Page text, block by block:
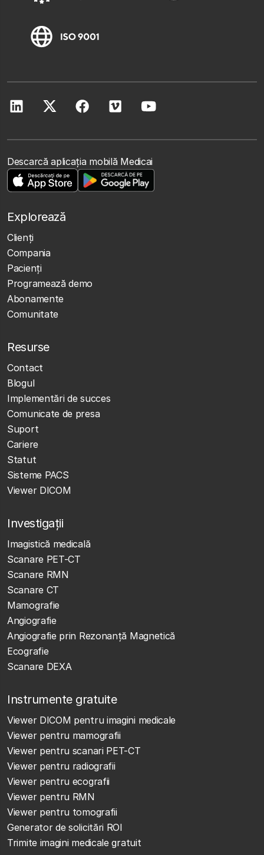
Descarcă aplicația mobilă Medicai
Explorează
Clienţi
Compania
Pacienți
Programează demo
Abonamente
Comunitate
Resurse
Contact
Blogul
Implementări de succes
Comunicate de presa
Suport
Cariere
Statut
Sisteme PACS
Viewer DICOM
Investigații
Imagistică medicală
Scanare PET-CT
Scanare RMN
Scanare CT
Mamografie
Angiografie
Angiografie prin Rezonanță Magnetică
Ecografie
Scanare DEXA
Instrumente gratuite
Viewer DICOM pentru imagini medicale
Viewer pentru mamografii
Viewer pentru scanari PET-CT
Viewer pentru radiografii
Viewer pentru ecografii
Viewer pentru RMN
Viewer pentru tomografii
Generator de solicitări ROI
Trimite imagini medicale gratuit